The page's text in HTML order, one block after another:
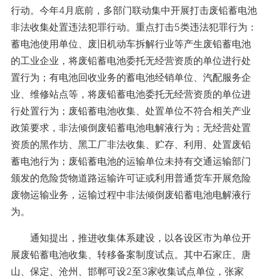
行动。今年4月底前，多部门联动集中开展打击废铅蓄电池
非法收集处置违法犯罪行动。重点打击5类违法犯罪行为：
蓄电池使用单位、废旧机动车拆解行业等产生废铅蓄电池
的工业企业，将废铅蓄电池委托无经营资质的单位进行处
置行为；有电池回收业务的蓄电池经销单位、汽配服务企
业、维修站点等，将废铅蓄电池委托无经营资质的单位进
行处置行为；废铅蓄电池收集、处置单位不符合相关产业
政策要求，非法倾倒废铅蓄电池电解液行为；无经营处置
资质的黑作坊、黑工厂非法收集、贮存、利用、处置废铅
蓄电池行为；废铅蓄电池的运输单位未持有交通运输部门
颁发的危险货物道路运输许可证或利用普通货车开展危险
废物运输业务，运输过程中非法倾倒废铅蓄电池电解液行
为。
通知提出，推进收集体系建设，以各设区市为单位开
展废铅蓄电池收集、转移备案制度试点。其中石家庄、唐
山、保定、沧州、邯郸可设2至3家收集试点单位，张家